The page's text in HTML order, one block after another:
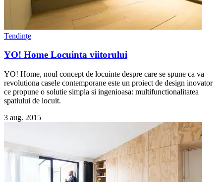
Tendințe
YO! Home Locuinta viitorului
YO! Home, noul concept de locuinte despre care se spune ca va
revolutiona casele contemporane este un proiect de design inovator
ce propune o solutie simpla si ingenioasa: multifunctionalitatea
spatiului de locuit.
3 aug. 2015